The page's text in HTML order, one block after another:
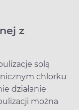
z
solą
chlorku
działanie
można